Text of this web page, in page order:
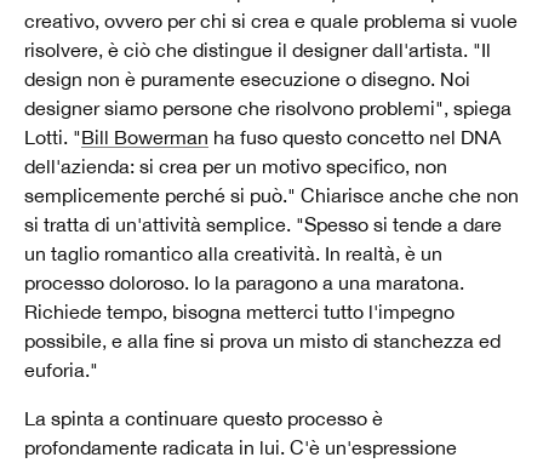
creativo, ovvero per chi si crea e quale problema si vuole
risolvere, è ciò che distingue il designer dall'artista. "Il
design non è puramente esecuzione o disegno. Noi
designer siamo persone che risolvono problemi", spiega
Lotti. "Bill Bowerman ha fuso questo concetto nel DNA
dell'azienda: si crea per un motivo specifico, non
semplicemente perché si può." Chiarisce anche che non
si tratta di un'attività semplice. "Spesso si tende a dare
un taglio romantico alla creatività. In realtà, è un
processo doloroso. Io la paragono a una maratona.
Richiede tempo, bisogna metterci tutto l'impegno
possibile, e alla fine si prova un misto di stanchezza ed
euforia."
La spinta a continuare questo processo è
profondamente radicata in lui. C'è un'espressione